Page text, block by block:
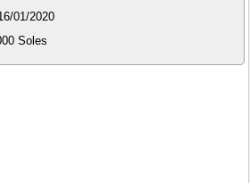
01/2020
Soles